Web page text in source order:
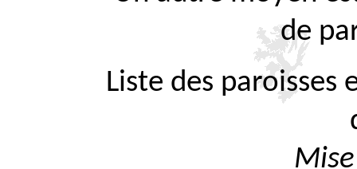
de
Liste des paroisses